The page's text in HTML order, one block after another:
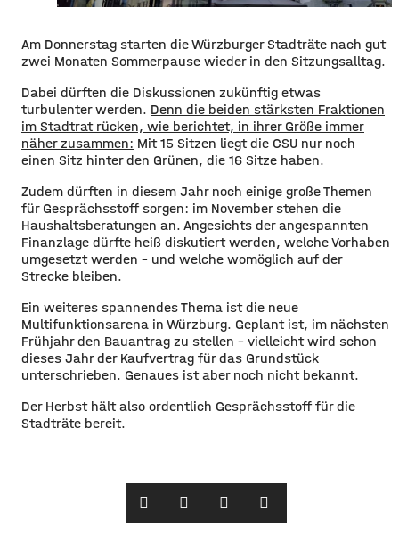
​​Am Donnerstag starten die Würzburger Stadträte nach gut
zwei Monaten Sommerpause wieder in den Sitzungsalltag.
​Dabei dürften die Diskussionen zukünftig etwas
turbulenter werden. Denn die beiden stärksten Fraktionen
im Stadtrat rücken, wie berichtet, in ihrer Größe immer
näher zusammen: Mit 15 Sitzen liegt die CSU nur noch
einen Sitz hinter den Grünen, die 16 Sitze haben.
​Zudem dürften in diesem Jahr noch einige große Themen
für Gesprächsstoff sorgen: im November stehen die
Haushaltsberatungen an. Angesichts der angespannten
Finanzlage dürfte heiß diskutiert werden, welche Vorhaben
umgesetzt werden – und welche womöglich auf der
Strecke bleiben.
​Ein weiteres spannendes Thema ist die neue
Multifunktionsarena in Würzburg. Geplant ist, im nächsten
Frühjahr den Bauantrag zu stellen – vielleicht wird schon
dieses Jahr der Kaufvertrag für das Grundstück
unterschrieben. Genaues ist aber noch nicht bekannt.
​Der Herbst hält also ordentlich Gesprächsstoff für die
Stadträte bereit. ​